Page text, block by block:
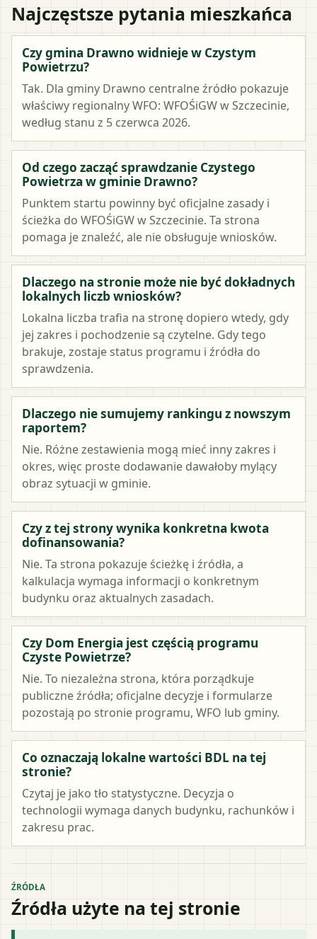
Najczęstsze pytania mieszkańca
Czy gmina Drawno widnieje w Czystym
Powietrzu?
Tak. Dla gminy Drawno centralne źródło pokazuje
właściwy regionalny WFO: WFOŚiGW w Szczecinie,
według stanu z 5 czerwca 2026.
Od czego zacząć sprawdzanie Czystego
Powietrza w gminie Drawno?
Punktem startu powinny być oficjalne zasady i
ścieżka do WFOŚiGW w Szczecinie. Ta strona
pomaga je znaleźć, ale nie obsługuje wniosków.
Dlaczego na stronie może nie być dokładnych
lokalnych liczb wniosków?
Lokalna liczba trafia na stronę dopiero wtedy, gdy
jej zakres i pochodzenie są czytelne. Gdy tego
brakuje, zostaje status programu i źródła do
sprawdzenia.
Dlaczego nie sumujemy rankingu z nowszym
raportem?
Nie. Różne zestawienia mogą mieć inny zakres i
okres, więc proste dodawanie dawałoby mylący
obraz sytuacji w gminie.
Czy z tej strony wynika konkretna kwota
dofinansowania?
Nie. Ta strona pokazuje ścieżkę i źródła, a
kalkulacja wymaga informacji o konkretnym
budynku oraz aktualnych zasadach.
Czy Dom Energia jest częścią programu
Czyste Powietrze?
Nie. To niezależna strona, która porządkuje
publiczne źródła; oficjalne decyzje i formularze
pozostają po stronie programu, WFO lub gminy.
Co oznaczają lokalne wartości BDL na tej
stronie?
Czytaj je jako tło statystyczne. Decyzja o
technologii wymaga danych budynku, rachunków i
zakresu prac.
ŹRÓDŁA
Źródła użyte na tej stronie